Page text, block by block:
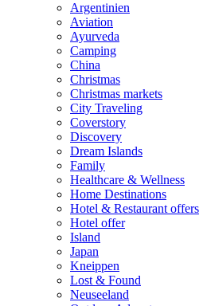
Argentinien
Aviation
Ayurveda
Camping
China
Christmas
Christmas markets
City Traveling
Coverstory
Discovery
Dream Islands
Family
Healthcare & Wellness
Home Destinations
Hotel & Restaurant offers
Hotel offer
Island
Japan
Kneippen
Lost & Found
Neuseeland